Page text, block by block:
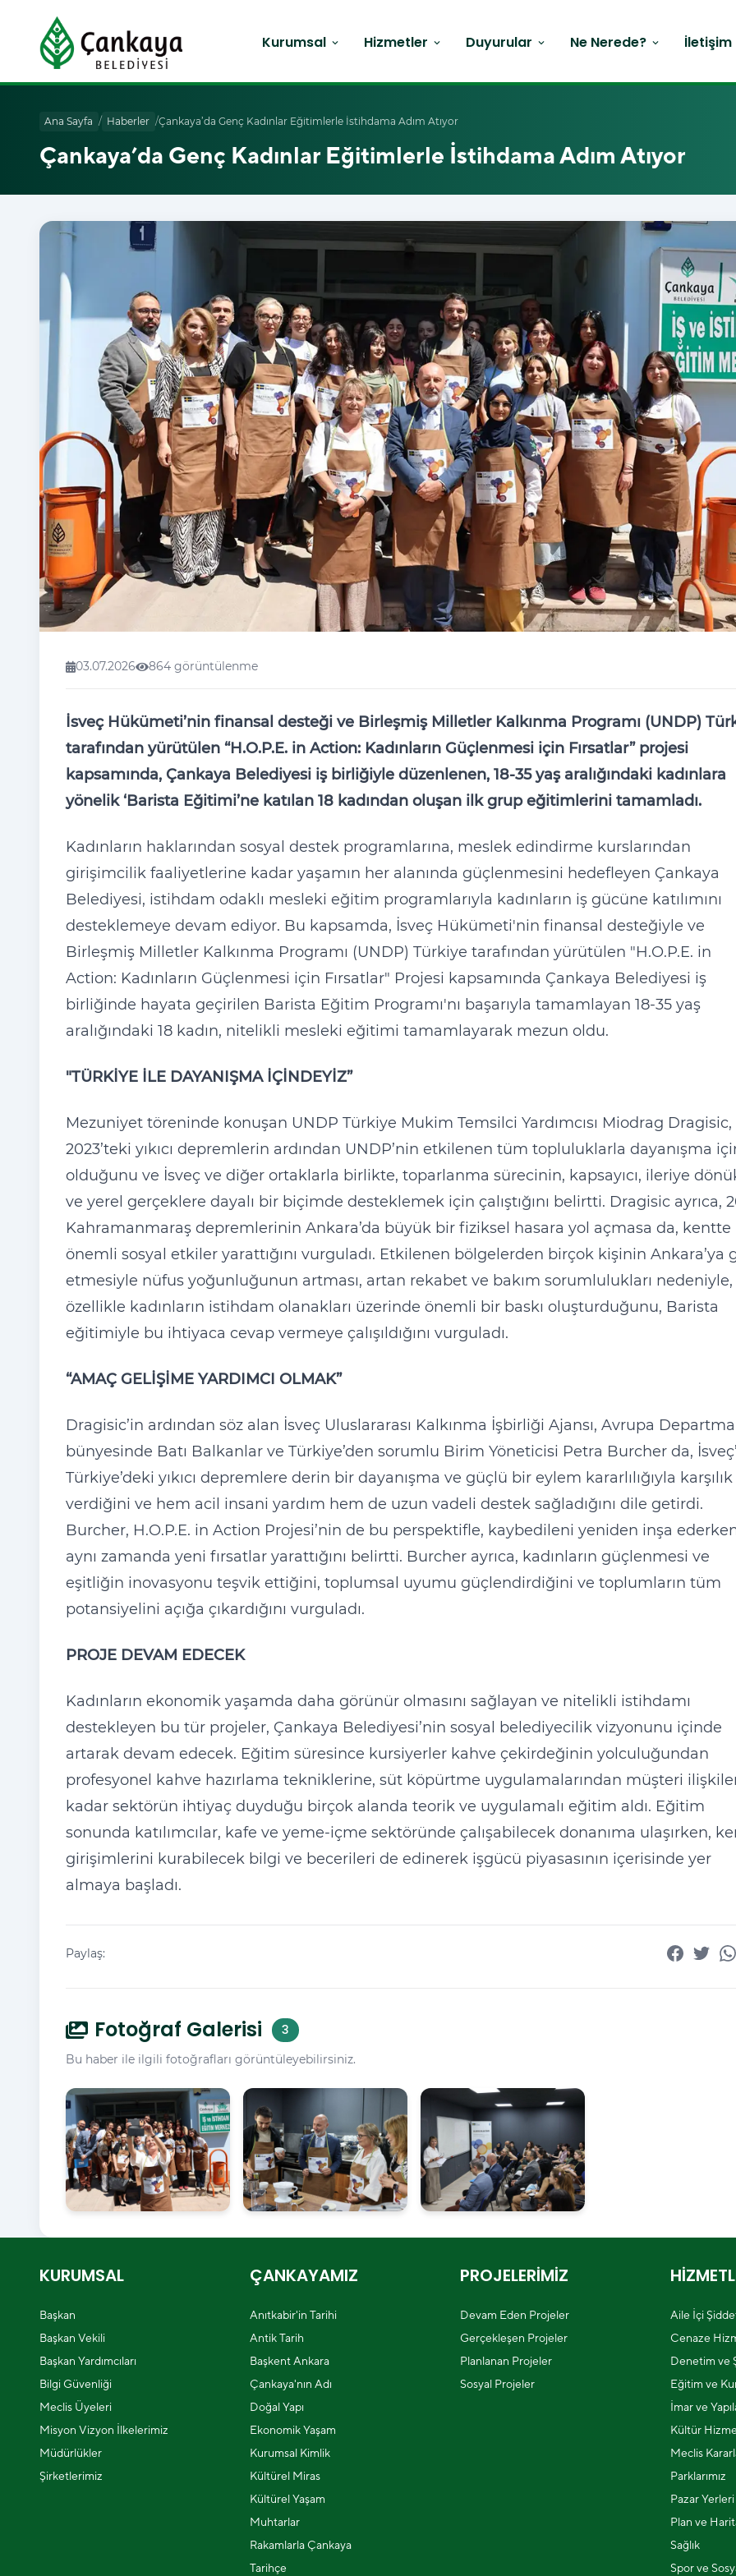
Kurumsal expand_more Hizmetler expand_more Duyurular expand_more Ne Nerede? expand_more İletişim
Ana Sayfa / Haberler /Çankaya’da Genç Kadınlar Eğitimlerle İstihdama Adım Atıyor
Çankaya’da Genç Kadınlar Eğitimlerle İstihdama Adım Atıyor
03.07.2026 864 görüntülenme
İsveç Hükümeti’nin finansal desteği ve Birleşmiş Milletler Kalkınma Programı (UNDP)
tarafından yürütülen “H.O.P.E. in Action: Kadınların Güçlenmesi için Fırsatlar” projesi
kapsamında, Çankaya Belediyesi iş birliğiyle düzenlenen, 18-35 yaş aralığındaki kadınlara
yönelik ‘Barista Eğitimi’ne katılan 18 kadından oluşan ilk grup eğitimlerini tamamladı.
Kadınların haklarından sosyal destek programlarına, meslek edindirme kurslarından
girişimcilik faaliyetlerine kadar yaşamın her alanında güçlenmesini hedefleyen Çankaya
Belediyesi, istihdam odaklı mesleki eğitim programlarıyla kadınların iş gücüne katılımını
desteklemeye devam ediyor. Bu kapsamda, İsveç Hükümeti'nin finansal desteğiyle ve
Birleşmiş Milletler Kalkınma Programı (UNDP) Türkiye tarafından yürütülen "H.O.P.E. in
Action: Kadınların Güçlenmesi için Fırsatlar" Projesi kapsamında Çankaya Belediyesi iş
birliğinde hayata geçirilen Barista Eğitim Programı'nı başarıyla tamamlayan 18-35 yaş
aralığındaki 18 kadın, nitelikli mesleki eğitimi tamamlayarak mezun oldu.
"TÜRKİYE İLE DAYANIŞMA İÇİNDEYİZ”
Mezuniyet töreninde konuşan UNDP Türkiye Mukim Temsilci Yardımcısı Miodrag Dragisic,
2023’teki yıkıcı depremlerin ardından UNDP’nin etkilenen tüm topluluklarla dayanışma
olduğunu ve İsveç ve diğer ortaklarla birlikte, toparlanma sürecinin, kapsayıcı, ileriye
ve yerel gerçeklere dayalı bir biçimde desteklemek için çalıştığını belirtti. Dragisic ayrıca,
Kahramanmaraş depremlerinin Ankara’da büyük bir fiziksel hasara yol açmasa da, kentte
önemli sosyal etkiler yarattığını vurguladı. Etkilenen bölgelerden birçok kişinin Ankara’ya
etmesiyle nüfus yoğunluğunun artması, artan rekabet ve bakım sorumlulukları nedeniyle,
özellikle kadınların istihdam olanakları üzerinde önemli bir baskı oluşturduğunu, Barista
eğitimiyle bu ihtiyaca cevap vermeye çalışıldığını vurguladı.
“AMAÇ GELİŞİME YARDIMCI OLMAK”
Dragisic’in ardından söz alan İsveç Uluslararası Kalkınma İşbirliği Ajansı, Avrupa
bünyesinde Batı Balkanlar ve Türkiye’den sorumlu Birim Yöneticisi Petra Burcher da,
Türkiye’deki yıkıcı depremlere derin bir dayanışma ve güçlü bir eylem kararlılığıyla karşılık
verdiğini ve hem acil insani yardım hem de uzun vadeli destek sağladığını dile getirdi.
Burcher, H.O.P.E. in Action Projesi’nin de bu perspektifle, kaybedileni yeniden inşa
aynı zamanda yeni fırsatlar yarattığını belirtti. Burcher ayrıca, kadınların güçlenmesi ve
eşitliğin inovasyonu teşvik ettiğini, toplumsal uyumu güçlendirdiğini ve toplumların tüm
potansiyelini açığa çıkardığını vurguladı.
PROJE DEVAM EDECEK
Kadınların ekonomik yaşamda daha görünür olmasını sağlayan ve nitelikli istihdamı
destekleyen bu tür projeler, Çankaya Belediyesi’nin sosyal belediyecilik vizyonunu içinde
artarak devam edecek. Eğitim süresince kursiyerler kahve çekirdeğinin yolculuğundan
profesyonel kahve hazırlama tekniklerine, süt köpürtme uygulamalarından müşteri
kadar sektörün ihtiyaç duyduğu birçok alanda teorik ve uygulamalı eğitim aldı. Eğitim
sonunda katılımcılar, kafe ve yeme-içme sektöründe çalışabilecek donanıma ulaşırken,
girişimlerini kurabilecek bilgi ve becerileri de edinerek işgücü piyasasının içerisinde yer
almaya başladı.
Paylaş:
Fotoğraf Galerisi 3
Bu haber ile ilgili fotoğrafları görüntüleyebilirsiniz.
KURUMSAL
Başkan
Başkan Vekili
Başkan Yardımcıları
Bilgi Güvenliği
Meclis Üyeleri
Misyon Vizyon İlkelerimiz
Müdürlükler
Şirketlerimiz
ÇANKAYAMIZ
Anıtkabir'in Tarihi
Antik Tarih
Başkent Ankara
Çankaya'nın Adı
Doğal Yapı
Ekonomik Yaşam
Kurumsal Kimlik
Kültürel Miras
Kültürel Yaşam
Muhtarlar
Rakamlarla Çankaya
Tarihçe
PROJELERİMİZ
Devam Eden Projeler
Gerçekleşen Projeler
Planlanan Projeler
Sosyal Projeler
Aile İçi
Cenaze
Denetim ve
Eğitim ve
İmar ve
Kültür
Meclis
Parklarımız
Pazar Yerleri
Plan ve
Sağlık
Spor ve